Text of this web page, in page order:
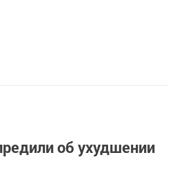
об ухудшении